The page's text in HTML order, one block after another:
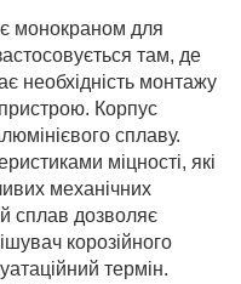
монокраном для
там, де
необхідність монтажу
Корпус
сплаву.
міцності, які
механічних
сплав дозволяє
корозійного
термін.